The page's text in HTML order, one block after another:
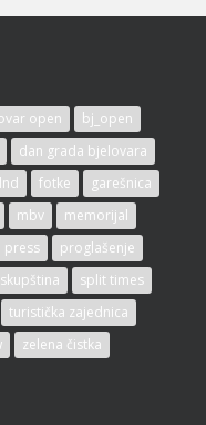
open
bj_open
dan grada bjelovara
fotke
garešnica
mbv
memorijal
press
proglašenje
skupština
split times
turistička zajednica
zelena čistka